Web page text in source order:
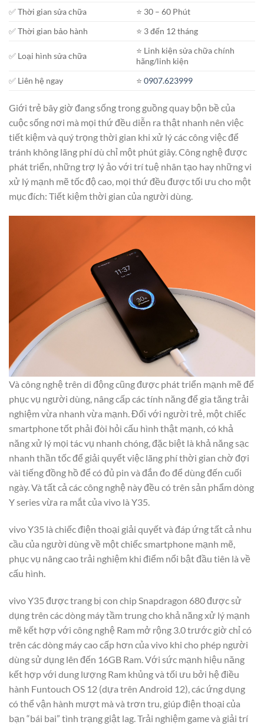
✅ Thời gian sửa chữa
⭐️ 30 – 60 Phút
✅ Thời gian bảo hành
⭐️ 3 đến 12 tháng
✅ Loại hình sửa chữa
⭐️ Linh kiện sửa chữa chính
hãng/linh kiện
✅ Liên hệ ngay
⭐️0907.623999
Giới trẻ bây giờ đang sống trong guồng quay bộn bề của
cuộc sống nơi mà mọi thứ đều diễn ra thật nhanh nên việc
tiết kiệm và quý trọng thời gian khi xử lý các công việc để
tránh không lãng phí dù chỉ một phút giây. Công nghệ được
phát triển, những trợ lý ảo với trí tuệ nhân tạo hay những vi
xử lý mạnh mẽ tốc độ cao, mọi thứ đều được tối ưu cho một
mục đích: Tiết kiệm thời gian của người dùng.
Và công nghệ trên di động cũng được phát triển mạnh mẽ để
phục vụ người dùng, nâng cấp các tính năng để gia tăng trải
nghiệm vừa nhanh vừa mạnh. Đối với người trẻ, một chiếc
smartphone tốt phải đòi hỏi cấu hình thật mạnh, có khả
năng xử lý mọi tác vụ nhanh chóng, đặc biệt là khả năng sạc
nhanh thần tốc để giải quyết việc lãng phí thời gian chờ đợi
vài tiếng đồng hồ để có đủ pin và đắn đo để dùng đến cuối
ngày. Và tất cả các công nghệ này đều có trên sản phẩm dòng
Y series vừa ra mắt của vivo là Y35.
vivo Y35 là chiếc điện thoại giải quyết và đáp ứng tất cả nhu
cầu của người dùng về một chiếc smartphone mạnh mẽ,
phục vụ nâng cao trải nghiệm khi điểm nổi bật đầu tiên là về
cấu hình.
vivo Y35 được trang bị con chip Snapdragon 680 được sử
dụng trên các dòng máy tầm trung cho khả năng xử lý mạnh
mẽ kết hợp với công nghệ Ram mở rộng 3.0 trước giờ chỉ có
trên các dòng máy cao cấp hơn của vivo khi cho phép người
dùng sử dụng lên đến 16GB Ram. Với sức mạnh hiệu năng
kết hợp với dung lượng Ram khủng và tối ưu bởi hệ điều
hành Funtouch OS 12 (dựa trên Android 12), các ứng dụng
có thể vận hành mượt mà và trơn tru, giúp điện thoại của
bạn “bái bai” tình trạng giật lag. Trải nghiệm game và giải trí